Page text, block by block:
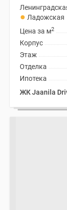
Ладожская
Цена за м2
Корпус
Этаж
Отделка
Ипотека
ЖК Jaanila